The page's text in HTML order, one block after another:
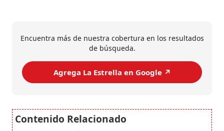
Encuentra más de nuestra cobertura en los resultados
de búsqueda.
Agrega La Estrella en Google ↗️